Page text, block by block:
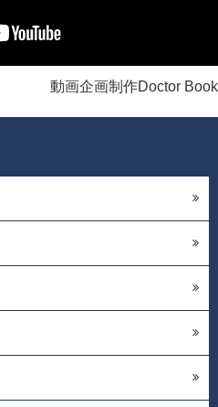
動画企画制作Doctor Book